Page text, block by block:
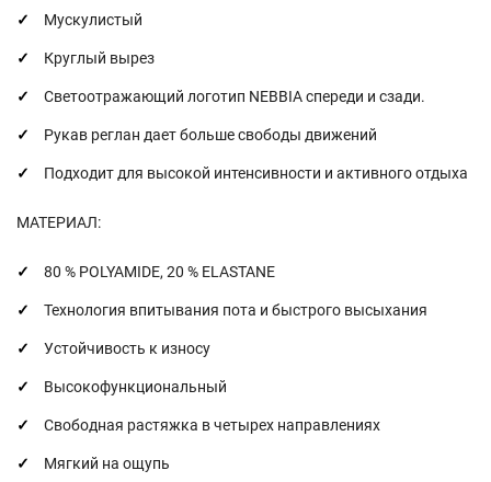
Мускулистый
Круглый вырез
Светоотражающий логотип NEBBIA спереди и сзади.
Рукав реглан дает больше свободы движений
Подходит для высокой интенсивности и активного отдыха
МАТЕРИАЛ:
80 % POLYAMIDE, 20 % ELASTANE
Технология впитывания пота и быстрого высыхания
Устойчивость к износу
Высокофункциональный
Свободная растяжка в четырех направлениях
Мягкий на ощупь